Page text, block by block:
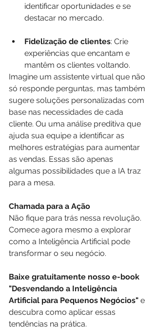
identificar oportunidades e se
destacar no mercado.
Fidelização de clientes: Crie
experiências que encantam e
mantêm os clientes voltando.
Imagine um assistente virtual que não
só responde perguntas, mas também
sugere soluções personalizadas com
base nas necessidades de cada
cliente. Ou uma análise preditiva que
ajuda sua equipe a identificar as
melhores estratégias para aumentar
as vendas. Essas são apenas
algumas possibilidades que a IA traz
para a mesa.
Chamada para a Ação
Não fique para trás nessa revolução.
Comece agora mesmo a explorar
como a Inteligência Artificial pode
transformar o seu negócio.
Baixe gratuitamente nosso e-book
"Desvendando a Inteligência
Artificial para Pequenos Negócios" e
descubra como aplicar essas
tendências na prática.